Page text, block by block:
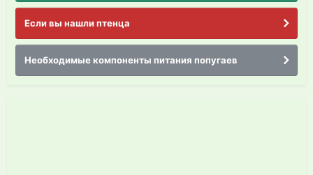
Если вы нашли птенца
Необходимые компоненты питания попугаев